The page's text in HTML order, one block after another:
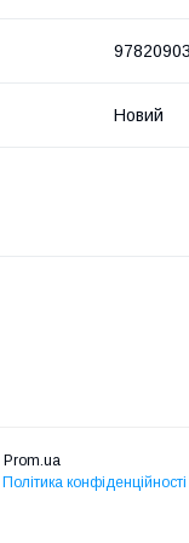
Новий
Prom.ua
Політика конфіденційності